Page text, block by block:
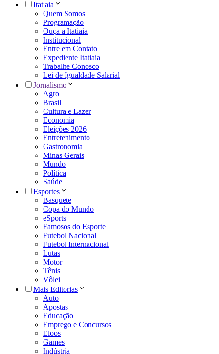
Itatiaia
Quem Somos
Programação
Ouça a Itatiaia
Institucional
Entre em Contato
Expediente Itatiaia
Trabalhe Conosco
Lei de Igualdade Salarial
Jornalismo
Agro
Brasil
Cultura e Lazer
Economia
Eleições 2026
Entretenimento
Gastronomia
Minas Gerais
Mundo
Política
Saúde
Esportes
Basquete
Copa do Mundo
eSports
Famosos do Esporte
Futebol Nacional
Futebol Internacional
Lutas
Motor
Tênis
Vôlei
Mais Editorias
Auto
Apostas
Educação
Emprego e Concursos
Eloos
Games
Indústria